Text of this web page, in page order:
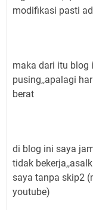
modifikasi pasti
maka dari itu blog
pusing,,apalagi
berat
di blog ini saya
tidak
saya tanpa skip2
youtube)